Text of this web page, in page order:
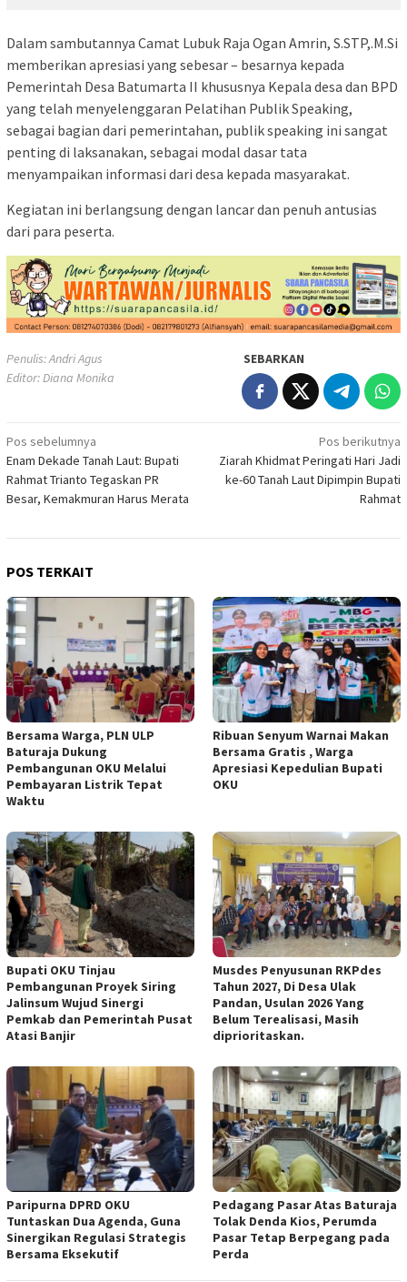
Dalam sambutannya Camat Lubuk Raja Ogan Amrin, S.STP,.M.Si
memberikan apresiasi yang sebesar – besarnya kepada
Pemerintah Desa Batumarta II khususnya Kepala desa dan BPD
yang telah menyelenggaran Pelatihan Publik Speaking,
sebagai bagian dari pemerintahan, publik speaking ini sangat
penting di laksanakan, sebagai modal dasar tata
menyampaikan informasi dari desa kepada masyarakat.
Kegiatan ini berlangsung dengan lancar dan penuh antusias
dari para peserta.
Penulis: Andri Agus
Editor: Diana Monika
SEBARKAN
Navigasi
pos
Pos sebelumnya
Enam Dekade Tanah Laut: Bupati
Rahmat Trianto Tegaskan PR
Besar, Kemakmuran Harus Merata
Pos berikutnya
Ziarah Khidmat Peringati Hari Jadi
ke-60 Tanah Laut Dipimpin Bupati
Rahmat
POS TERKAIT
Bersama Warga, PLN ULP
Baturaja Dukung
Pembangunan OKU Melalui
Pembayaran Listrik Tepat
Waktu
Ribuan Senyum Warnai Makan
Bersama Gratis , Warga
Apresiasi Kepedulian Bupati
OKU
Bupati OKU Tinjau
Pembangunan Proyek Siring
Jalinsum Wujud Sinergi
Pemkab dan Pemerintah Pusat
Atasi Banjir
Musdes Penyusunan RKPdes
Tahun 2027, Di Desa Ulak
Pandan, Usulan 2026 Yang
Belum Terealisasi, Masih
diprioritaskan.
Paripurna DPRD OKU
Tuntaskan Dua Agenda, Guna
Sinergikan Regulasi Strategis
Bersama Eksekutif
Pedagang Pasar Atas Baturaja
Tolak Denda Kios, Perumda
Pasar Tetap Berpegang pada
Perda